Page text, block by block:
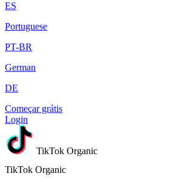
ES
Portuguese
PT-BR
German
DE
Começar grátis
Login
TikTok Organic
TikTok Organic